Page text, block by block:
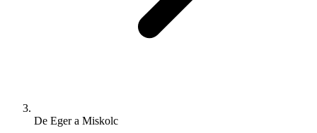
De Eger a Miskolc